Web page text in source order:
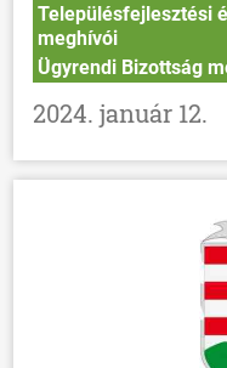
Településfejlesztési
meghívói
Ügyrendi Bizottság
2024. január 12.